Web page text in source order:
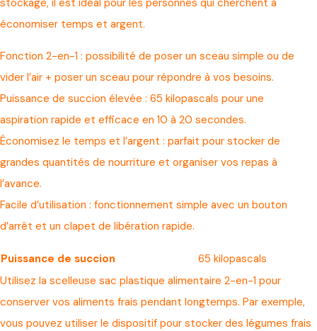
stockage, il est idéal pour les personnes qui cherchent à
économiser temps et argent.
Fonction 2-en-1 : possibilité de poser un sceau simple ou de
vider l’air + poser un sceau pour répondre à vos besoins.
Puissance de succion élevée : 65 kilopascals pour une
aspiration rapide et efficace en 10 à 20 secondes.
Économisez le temps et l’argent : parfait pour stocker de
grandes quantités de nourriture et organiser vos repas à
l’avance.
Facile d’utilisation : fonctionnement simple avec un bouton
d’arrêt et un clapet de libération rapide.
Puissance de succion
65 kilopascals
Utilisez la scelleuse sac plastique alimentaire 2-en-1 pour
conserver vos aliments frais pendant longtemps. Par exemple,
vous pouvez utiliser le dispositif pour stocker des légumes frais